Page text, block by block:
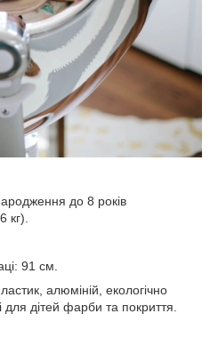
до 8 років
кг).
91 см.
алюміній, екологічно
дітей фарби та покриття.